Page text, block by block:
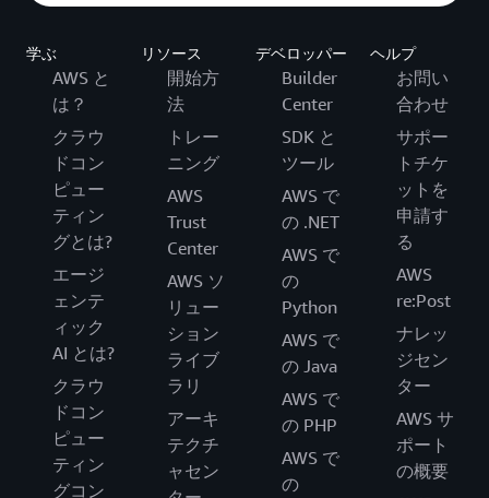
学ぶ
AWS と
は？
クラウ
ドコン
ピュー
ティン
グとは?
エージ
ェンテ
ィック
AI とは?
クラウ
ドコン
ピュー
ティン
グコン
リソース
開始方
法
トレー
ニング
AWS
Trust
Center
AWS ソ
リュー
ション
ライブ
ラリ
アーキ
テクチ
ャセン
デベロッパー
Builder
Center
SDK と
ツール
AWS で
の .NET
AWS で
の
Python
AWS で
の Java
AWS で
の PHP
AWS で
の
ヘルプ
お問い
合わせ
サポー
トチケ
ットを
申請す
る
AWS
re:Post
ナレッ
ジセン
ター
AWS サ
ポート
の概要